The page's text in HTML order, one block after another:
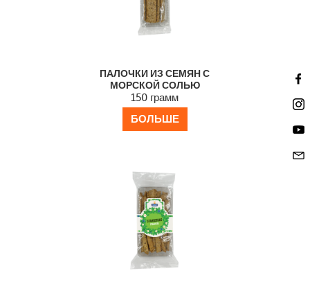
ПАЛОЧКИ ИЗ СЕМЯН С
МОРСКОЙ СОЛЬЮ
150 грамм
БОЛЬШЕ